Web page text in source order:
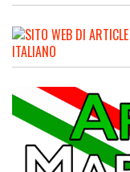
ITALIANO